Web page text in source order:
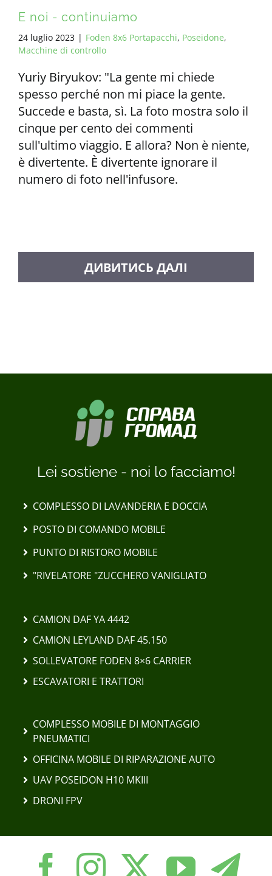
E noi - continuiamo
24 luglio 2023 | Foden 8x6 Portapacchi, Poseidone,
Macchine di controllo
Yuriy Biryukov: "La gente mi chiede
spesso perché non mi piace la gente.
Succede e basta, sì. La foto mostra solo il
cinque per cento dei commenti
sull'ultimo viaggio. E allora? Non è niente,
è divertente. È divertente ignorare il
numero di foto nell'infusore.
Lei sostiene - noi lo facciamo!
COMPLESSO DI LAVANDERIA E DOCCIA
POSTO DI COMANDO MOBILE
PUNTO DI RISTORO MOBILE
"RIVELATORE "ZUCCHERO VANIGLIATO
CAMION DAF YA 4442
CAMION LEYLAND DAF 45.150
SOLLEVATORE FODEN 8×6 CARRIER
ESCAVATORI E TRATTORI
COMPLESSO MOBILE DI MONTAGGIO
PNEUMATICI
OFFICINA MOBILE DI RIPARAZIONE AUTO
UAV POSEIDON H10 MKIII
DRONI FPV